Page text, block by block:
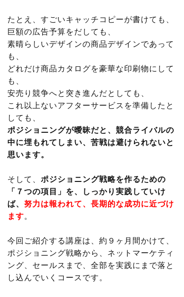
たとえ、すごいキャッチコピーが書けても、
巨額の広告予算をだしても、
素晴らしいデザインの商品デザインであって
も、
どれだけ商品カタログを豪華な印刷物にして
も、
安売り競争へと突き進んだとしても、
これ以上ないアフターサービスを準備したと
しても、
ポジショニングが曖昧だと、競合ライバルの
中に埋もれてしまい、苦戦は避けられないと
思います。
そして、 ポジショニング戦略を作るための
「７つの項目」を、しっかり実践していけ
ば、努力は報われて、長期的な成功に近づけ
ます。
今回ご紹介する講座は、約９ヶ月間かけて、
ポジショニング戦略から、ネットマーケティ
ング、セールスまで、全部を実践にまで落と
し込んでいくコースです。